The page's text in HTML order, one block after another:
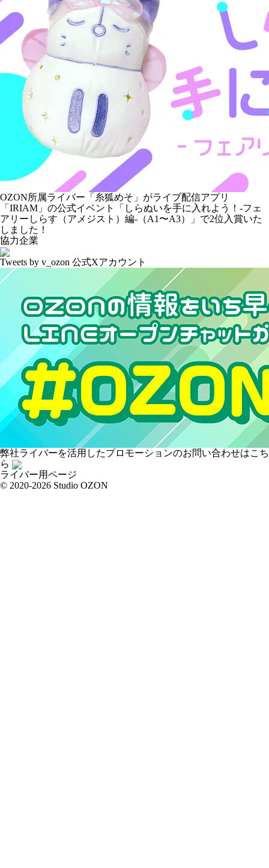
OZON所属ライバー「 糸狐めそ 」がライブ配信アプリ
「IRIAM」の公式イベント「しらぬいを手に入れよう！-フェ
アリーしらす（アメジスト）編-（A1〜A3）」で2位入賞いた
しました！
協力企業
Tweets by v_ozon 公式Xアカウント
弊社ライバーを活用したプロモーションのお問い合わせはこち
ら
ライバー用ページ
© 2020-2026 Studio OZON